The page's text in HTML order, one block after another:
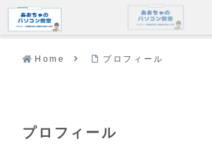
Home プロフィール
プロフィール
メニュー